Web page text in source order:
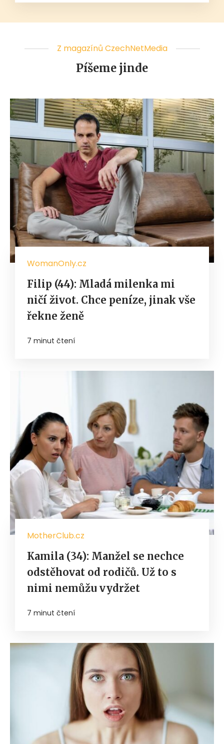
Z magazínů CzechNetMedia
Píšeme jinde
WomanOnly.cz
Filip (44): Mladá milenka mi
ničí život. Chce peníze, jinak vše
řekne ženě
7 minut čtení
MotherClub.cz
Kamila (34): Manžel se nechce
odstěhovat od rodičů. Už to s
nimi nemůžu vydržet
7 minut čtení